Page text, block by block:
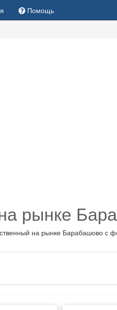
Помощь
рынке
на рынке Барабашово